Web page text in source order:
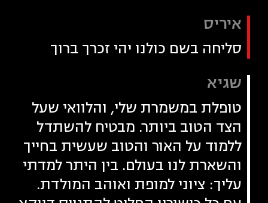
איריס
סליחה בשם כולנו יהי זכרך ברוך
שגיא
טופלת במשמרת שלי, והלוואי שעל
הצד הטוב ביותר. מבטיח להשתדל
ללמוד על האור והטוב שעשית בחייך
והשארת לנו בעולם. בין היתר למדתי
עליך: ציוני למופת ואוהב המולדת.